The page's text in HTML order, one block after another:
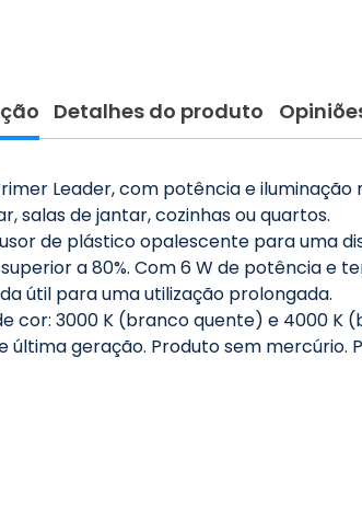
Detalhes do produto
Leader, com potência e
salas de jantar, cozinhas ou quartos.
de plástico opalescente para uma
a 80%. Com 6 W de potência e
útil para uma utilização prolongada.
cor: 3000 K (branco quente) e 4000 K
geração. Produto sem mercúrio.